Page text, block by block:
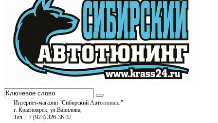
Интернет-магазин "Сибирский Автотюнинг"
г. Красноярск, ул.Вавилова,
Тел. +7 (923) 326-36-37